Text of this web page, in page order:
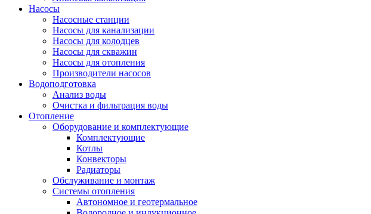
Насосы
Насосные станции
Насосы для канализации
Насосы для колодцев
Насосы для скважин
Насосы для отопления
Производители насосов
Водоподготовка
Анализ воды
Очистка и фильтрация воды
Отопление
Оборудование и комплектующие
Комплектующие
Котлы
Конвекторы
Радиаторы
Обслуживание и монтаж
Системы отопления
Автономное и геотермальное